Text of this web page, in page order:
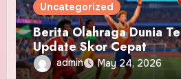
Uncategorized
Berita Olahraga Dunia
Update Skor Cepat
admin May 24, 2026